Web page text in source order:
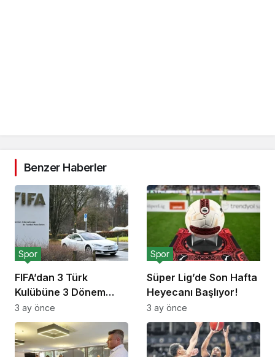
Benzer Haberler
FIFA’dan 3 Türk
Kulübüne 3 Dönem
Transfer Yasağı!
Spor
3 ay önce
Süper Lig’de Son Hafta
Heyecanı Başlıyor!
Spor
3 ay önce